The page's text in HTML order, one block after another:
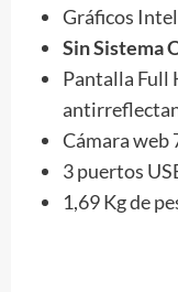
Gráficos
Sin Sistema
Pantalla Full
Cámara web
3 puertos
1,69 Kg de